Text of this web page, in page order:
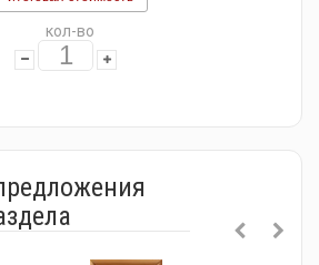
кол-во